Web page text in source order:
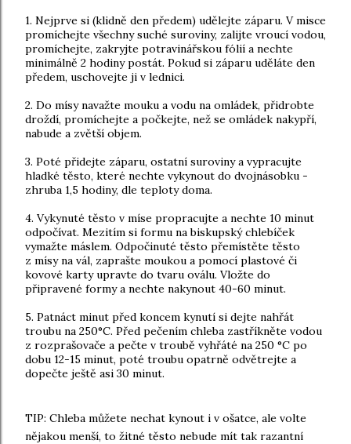
1. Nejprve si (klidně den předem) udělejte záparu. V misce
promíchejte všechny suché suroviny, zalijte vroucí vodou,
promíchejte, zakryjte potravinářskou fólií a nechte
minimálně 2 hodiny postát. Pokud si záparu uděláte den
předem, uschovejte ji v lednici.
2. Do mísy navažte mouku a vodu na omládek, přidrobte
droždí, promíchejte a počkejte, než se omládek nakypří,
nabude a zvětší objem.
3. Poté přidejte záparu, ostatní suroviny a vypracujte
hladké těsto, které nechte vykynout do dvojnásobku -
zhruba 1,5 hodiny, dle teploty doma.
4. Vykynuté těsto v míse propracujte a nechte 10 minut
odpočívat. Mezitím si formu na biskupský chlebíček
vymažte máslem. Odpočinuté těsto přemístěte těsto
z mísy na vál, zaprašte moukou a pomocí plastové či
kovové karty upravte do tvaru oválu. Vložte do
připravené formy a nechte nakynout 40-60 minut.
5. Patnáct minut před koncem kynutí si dejte nahřát
troubu na 250°C. Před pečením chleba zastříkněte vodou
z rozprašovače a pečte v troubě vyhřáté na 250 °C po
dobu 12-15 minut, poté troubu opatrně odvětrejte a
dopečte ještě asi 30 minut.
TIP: Chleba můžete nechat kynout i v ošatce, ale volte
nějakou menší, to žitné těsto nebude mít tak razantní